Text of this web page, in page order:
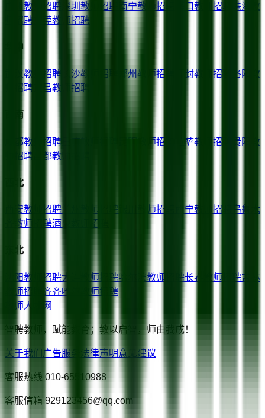
教师招聘 深圳 教师招聘 南宁教师招聘 海口教师招聘 珠海
教
师招聘
东莞教师招聘
华中
武汉教师招聘 长沙教师招聘 郑州教师招聘 开封教师招聘 洛阳
教
师招聘
宜昌教师招聘
西南
成都教师招聘 教师招聘 拉萨教师招聘 贵阳
教
师招聘
昌都教师招聘
西北
西安教师招聘兰州 教师招聘 教师招聘 西宁教师招聘
乌鲁木
教师招聘酒泉 教师招聘
东北
沈阳教师招聘大连 教师招聘哈尔滨教师招聘长春 教师招聘吉林
教师招聘
齐齐哈尔
教师招聘
教师人才网
智聘教师，赋能教育；教以启智，师由我成！
关于我们 广告服务 法律声明意见建议
客服热线 010-65510988
客服信箱 929123456@qq.com